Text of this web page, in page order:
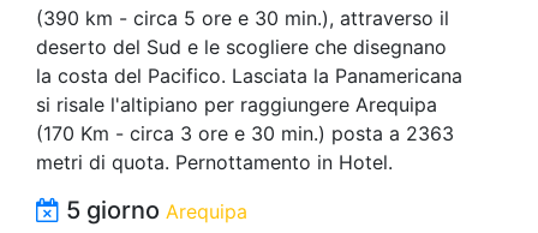
(390 km - circa 5 ore e 30 min.), attraverso il
deserto del Sud e le scogliere che disegnano
la costa del Pacifico. Lasciata la Panamericana
si risale l'altipiano per raggiungere Arequipa
(170 Km - circa 3 ore e 30 min.) posta a 2363
metri di quota. Pernottamento in Hotel.
5 giorno Arequipa